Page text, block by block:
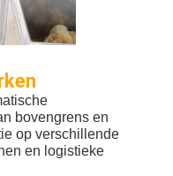
bovengrens en
op verschillende
en logistieke